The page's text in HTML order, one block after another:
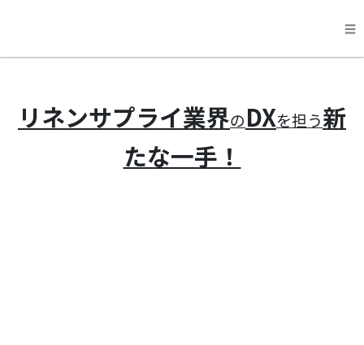
機能
運営会社
☰
リネンサプライ業界のDXを担う新
たな一手！